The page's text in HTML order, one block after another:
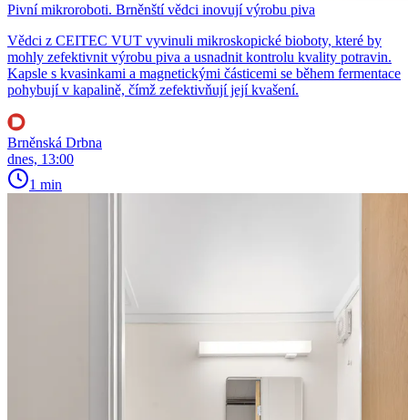
Pivní mikroroboti. Brněnští vědci inovují výrobu piva
Vědci z CEITEC VUT vyvinuli mikroskopické bioboty, které by
mohly zefektivnit výrobu piva a usnadnit kontrolu kvality potravin.
Kapsle s kvasinkami a magnetickými částicemi se během fermentace
pohybují v kapalině, čímž zefektivňují její kvašení.
Brněnská Drbna
dnes, 13:00
1 min